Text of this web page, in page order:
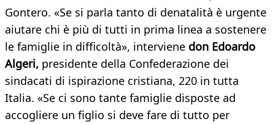
Gontero. «Se si parla tanto di denatalità è urgente
aiutare chi è più di tutti in prima linea a sostenere
le famiglie in difficoltà», interviene don Edoardo
Algeri, presidente della Confederazione dei
sindacati di ispirazione cristiana, 220 in tutta
Italia. «Se ci sono tante famiglie disposte ad
accogliere un figlio si deve fare di tutto per